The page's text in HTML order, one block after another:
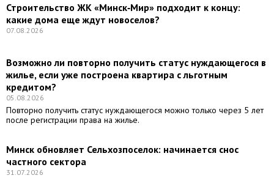
Строительство ЖК «Минск‑Мир» подходит к концу:
какие дома еще ждут новоселов?
07.08.2026
Возможно ли повторно получить статус нуждающегося в
жилье, если уже построена квартира с льготным
кредитом?
05.08.2026
Повторно получить статус нуждающегося можно только через 5 лет
после регистрации права на жилье.
Минск обновляет Сельхозпоселок: начинается снос
частного сектора
31.07.2026